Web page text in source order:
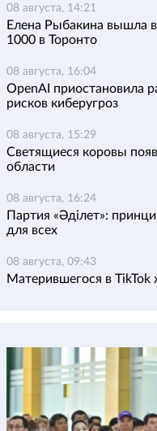
08 августа, 14:21
Елена Рыбакина вышла
1000 в Торонто
08 августа, 16:04
OpenAI приостановила
рисков киберугроз
08 августа, 15:29
Светящиеся коровы
области
08 августа, 16:24
Партия «Әділет»:
для всех
08 августа, 09:43
Матерившегося в TikTok